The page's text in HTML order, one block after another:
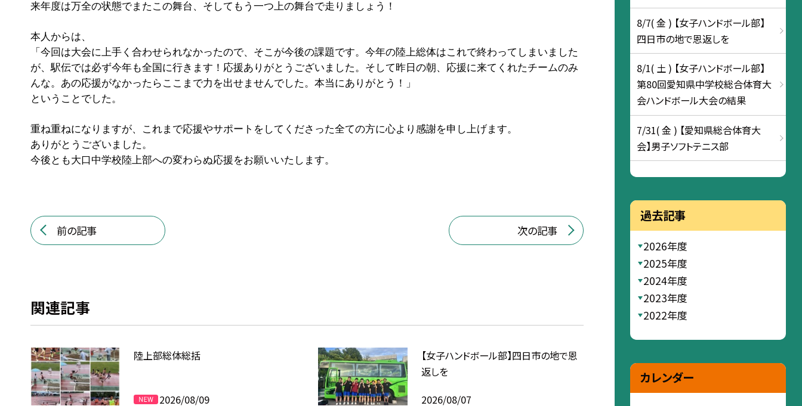
来年度は万全の状態でまたこの舞台、そしてもう一つ上の舞台で走りましょう！
本人からは、
「今回は大会に上手く合わせられなかったので、そこが今後の課題です。今年の陸上総体はこれで終わってしまいました
が、駅伝では必ず今年も全国に行きます！応援ありがとうございました。そして昨日の朝、応援に来てくれたチームのみ
んな。あの応援がなかったらここまで力を出せませんでした。本当にありがとう！」
ということでした。
重ね重ねになりますが、これまで応援やサポートをしてくださった全ての方に心より感謝を申し上げます。
ありがとうございました。
今後とも大口中学校陸上部への変わらぬ応援をお願いいたします。
前の記事 次の記事
関連記事
陸上部総体総括
2026/08/09
【女子ハンドボール部】四日市の地で恩
返しを
2026/08/07
8/7( 金 ) 【女子ハンドボール部】
四日市の地で恩返しを
8/1( 土 ) 【女子ハンドボール部】
第80回愛知県中学校総合体育大
会ハンドボール大会の結果
7/31( 金 ) 【愛知県総合体育大
会】男子ソフトテニス部
過去記事
2026年度
2025年度
2024年度
2023年度
2022年度
カレンダー